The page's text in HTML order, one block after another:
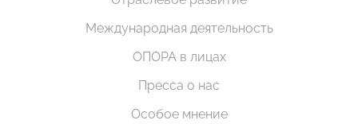
Международная деятельность
ОПОРА в лицах
Пресса о нас
Особое мнение